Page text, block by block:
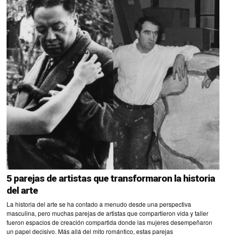
5 parejas de artistas que transformaron la historia
del arte
La historia del arte se ha contado a menudo desde una perspectiva
masculina, pero muchas parejas de artistas que compartieron vida y taller
fueron espacios de creación compartida donde las mujeres desempeñaron
un papel decisivo. Más allá del mito romántico, estas parejas